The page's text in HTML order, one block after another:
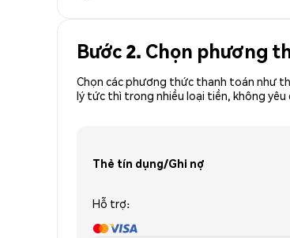
Bước 2. Chọn phương
Chọn các phương thức thanh toán như
lý tức thì trong nhiều loại tiền, không yêu
Thẻ tín dụng/Ghi nợ
Hỗ trợ: